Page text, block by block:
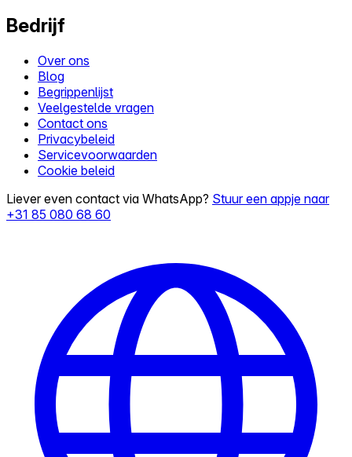
Bedrijf
Over ons
Blog
Begrippenlijst
Veelgestelde vragen
Contact ons
Privacybeleid
Servicevoorwaarden
Cookie beleid
Liever even contact via WhatsApp? Stuur een appje naar
+31 85 080 68 60